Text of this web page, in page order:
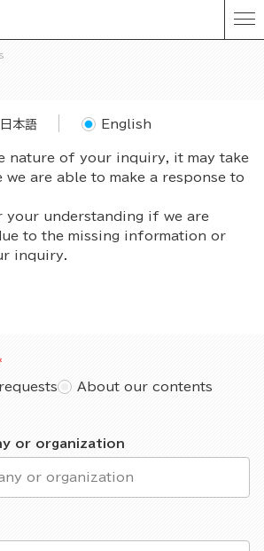
nature of your inquiry, it may take
we are able to make a response to
your understanding if we are
to the missing information or
inquiry.
日本語 English
About our contents
or organization